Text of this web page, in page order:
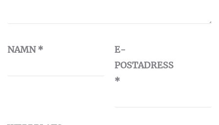
NAMN*
E-
POSTADRESS
*